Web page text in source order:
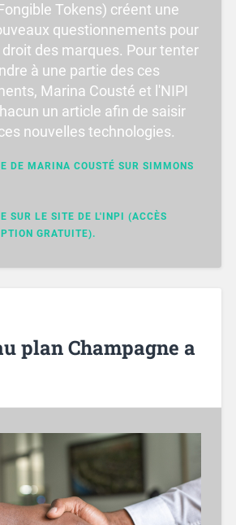
Tokens) créent une
questionnements pour
droit des marques. Pour tenter
à une partie des ces
Marina Cousté et l'NIPI
un article afin de saisir
nouvelles technologies.
DE MARINA COUSTÉ SUR SIMMONS
SUR LE SITE DE L'INPI (ACCÈS
GRATUITE).
plan Champagne a